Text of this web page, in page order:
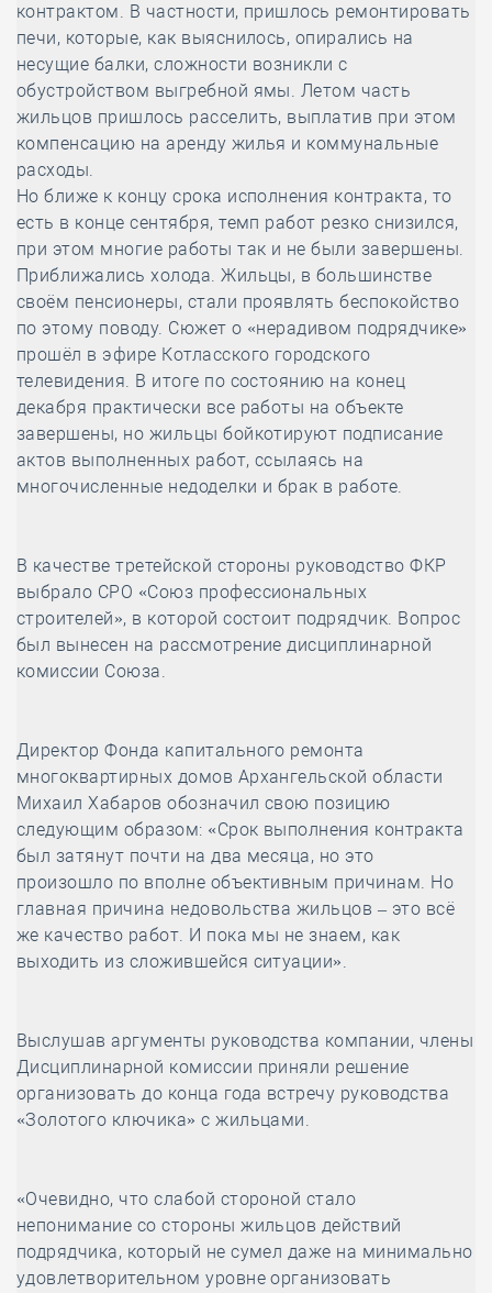
контрактом. В частности, пришлось ремонтировать
печи, которые, как выяснилось, опирались на
несущие балки, сложности возникли с
обустройством выгребной ямы. Летом часть
жильцов пришлось расселить, выплатив при этом
компенсацию на аренду жилья и коммунальные
расходы.
Но ближе к концу срока исполнения контракта, то
есть в конце сентября, темп работ резко снизился,
при этом многие работы так и не были завершены.
Приближались холода. Жильцы, в большинстве
своём пенсионеры, стали проявлять беспокойство
по этому поводу. Сюжет о «нерадивом подрядчике»
прошёл в эфире Котласского городского
телевидения. В итоге по состоянию на конец
декабря практически все работы на объекте
завершены, но жильцы бойкотируют подписание
актов выполненных работ, ссылаясь на
многочисленные недоделки и брак в работе.
В качестве третейской стороны руководство ФКР
выбрало СРО «Союз профессиональных
строителей», в которой состоит подрядчик. Вопрос
был вынесен на рассмотрение дисциплинарной
комиссии Союза.
Директор Фонда капитального ремонта
многоквартирных домов Архангельской области
Михаил Хабаров обозначил свою позицию
следующим образом: «Срок выполнения контракта
был затянут почти на два месяца, но это
произошло по вполне объективным причинам. Но
главная причина недовольства жильцов – это всё
же качество работ. И пока мы не знаем, как
выходить из сложившейся ситуации».
Выслушав аргументы руководства компании, члены
Дисциплинарной комиссии приняли решение
организовать до конца года встречу руководства
«Золотого ключика» с жильцами.
«Очевидно, что слабой стороной стало
непонимание со стороны жильцов действий
подрядчика, который не сумел даже на минимально
удовлетворительном уровне организовать